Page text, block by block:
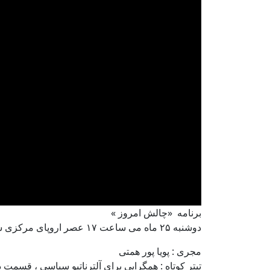
برنامه «چالش امروز »
دوشنبه ۲۵ ماه می ساعت ۱۷ عصر اروپای مرکزی ساعت ۱۷
مجری : پویا پور همتی
تیتر کوتاه : همگرایی برای آلترناتیو سیاسی ‌،